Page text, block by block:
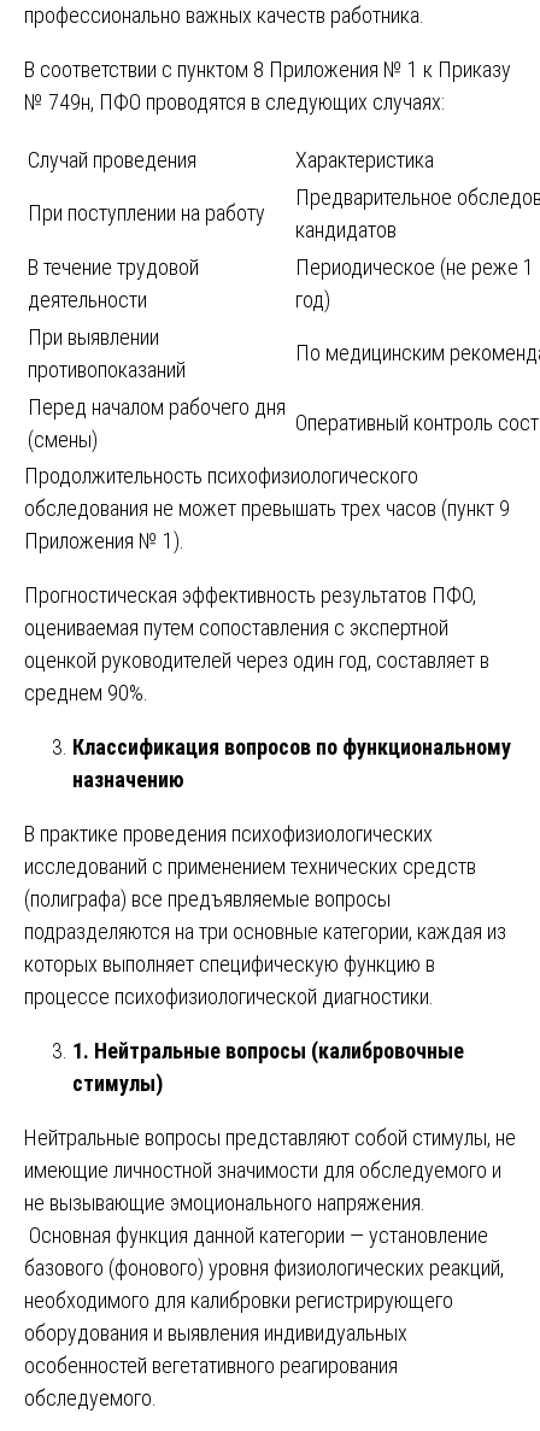
профессионально важных качеств работника.
В соответствии с пунктом 8 Приложения № 1 к Приказу
№ 749н, ПФО проводятся в следующих случаях:
Случай проведения Характеристика
При поступлении на работу
Предварительное
кандидатов
В течение трудовой
деятельности
Периодическое (не реже 1
год)
При выявлении
противопоказаний
По медицинским
Перед началом рабочего дня
(смены)
Оперативный контроль
Продолжительность психофизиологического
обследования не может превышать трех часов (пункт 9
Приложения № 1).
Прогностическая эффективность результатов ПФО,
оцениваемая путем сопоставления с экспертной
оценкой руководителей через один год, составляет в
среднем 90%.
Классификация вопросов по функциональному
назначению
В практике проведения психофизиологических
исследований с применением технических средств
(полиграфа) все предъявляемые вопросы
подразделяются на три основные категории, каждая из
которых выполняет специфическую функцию в
процессе психофизиологической диагностики.
1. Нейтральные вопросы (калибровочные
стимулы)
Нейтральные вопросы представляют собой стимулы, не
имеющие личностной значимости для обследуемого и
не вызывающие эмоционального напряжения.
Основная функция данной категории — установление
базового (фонового) уровня физиологических реакций,
необходимого для калибровки регистрирующего
оборудования и выявления индивидуальных
особенностей вегетативного реагирования
обследуемого.